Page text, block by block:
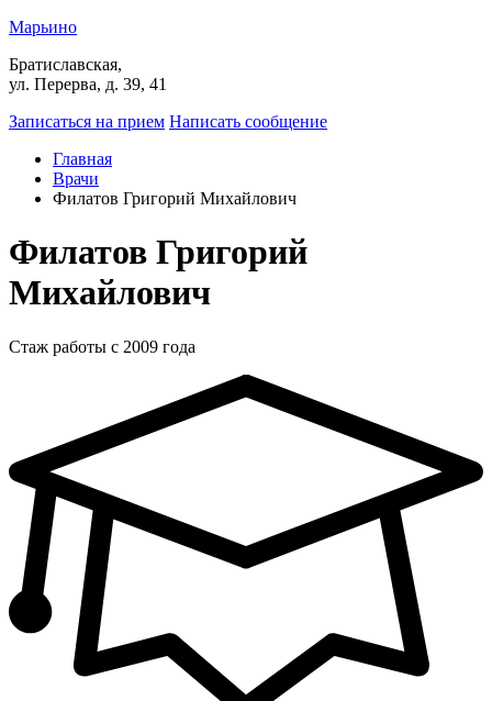
Марьино
Братиславская,
ул. Перерва, д. 39, 41
Записаться на прием Написать сообщение
Главная
Врачи
Филатов Григорий Михайлович
Филатов Григорий
Михайлович
Стаж работы с 2009 года